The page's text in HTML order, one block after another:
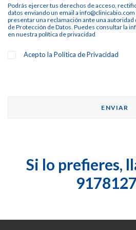
Podrás ejercer tus derechos de acceso,
datos enviando un email a
presentar una reclamación ante una autoridad
de Protección de Datos. Puedes consultar la
en nuestra política de privacidad
Acepto laPolítica de Privacidad
Si lo prefieres,